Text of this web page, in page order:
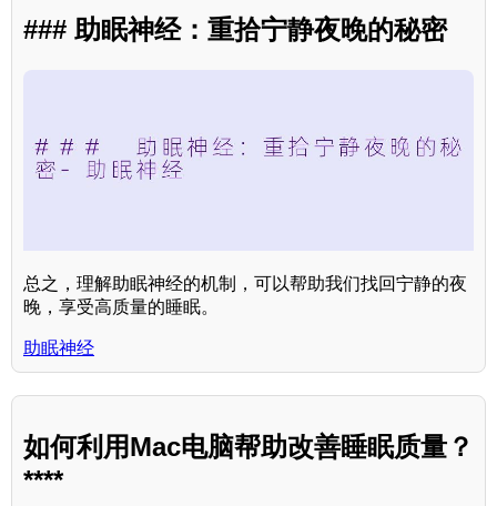
### 助眠神经：重拾宁静夜晚的秘密
总之，理解助眠神经的机制，可以帮助我们找回宁静的夜
晚，享受高质量的睡眠。
助眠神经
如何利用Mac电脑帮助改善睡眠质量？
****